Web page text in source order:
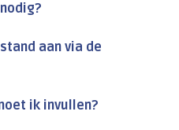
aan via de
ik invullen?